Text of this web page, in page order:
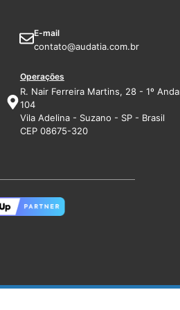
E-mail
contato@audatia.com.br
Operações
R. Nair Ferreira Martins, 28 - 1º
104
Vila Adelina - Suzano - SP - Brasil
CEP 08675-320